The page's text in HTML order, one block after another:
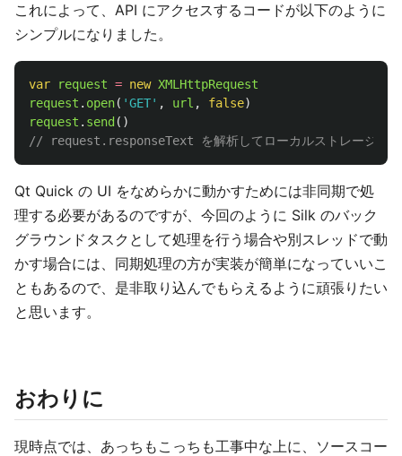
これによって、API にアクセスするコードが以下のように
シンプルになりました。
var request = new XMLHttpRequest
request . open( 'GET' , url , false)
request . send ()
// request.responseText を解析してローカルストレージに保
Qt Quick の UI をなめらかに動かすためには非同期で処
理する必要があるのですが、今回のように Silk のバック
グラウンドタスクとして処理を行う場合や別スレッドで動
かす場合には、同期処理の方が実装が簡単になっていいこ
ともあるので、是非取り込んでもらえるように頑張りたい
と思います。
おわりに
現時点では、あっちもこっちも工事中な上に、ソースコー